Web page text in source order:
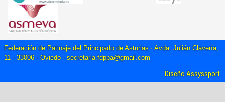
Federación de Patinaje del Principado de Asturias · Avda. Julián Clavería,
11 · 33006 - Oviedo · secretaria.fdppa@gmail.com
Diseño Assyssport